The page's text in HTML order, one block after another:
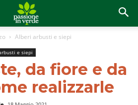
Alberi arbusti e siepi
e siepi
da fiore e da
realizzarle